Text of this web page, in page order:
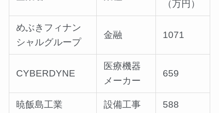
（万円）
めぶきフィナン
シャルグループ
金融 1071
CYBERDYNE
医療機器
メーカー
659
暁飯島工業 設備工事 588